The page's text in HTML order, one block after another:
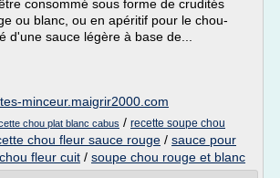
consommé sous forme de crudités
ou blanc, ou en apéritif pour le chou-
d'une sauce légère à base de...
minceur.maigrir2000.com
chou plat blanc cabus / recette soupe chou
chou fleur sauce rouge / sauce pour
fleur cuit / soupe chou rouge et blanc